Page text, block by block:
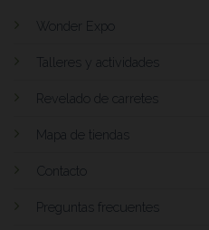
Wonder Expo
Talleres y actividades
Revelado de carretes
Mapa de tiendas
Contacto
Preguntas frecuentes